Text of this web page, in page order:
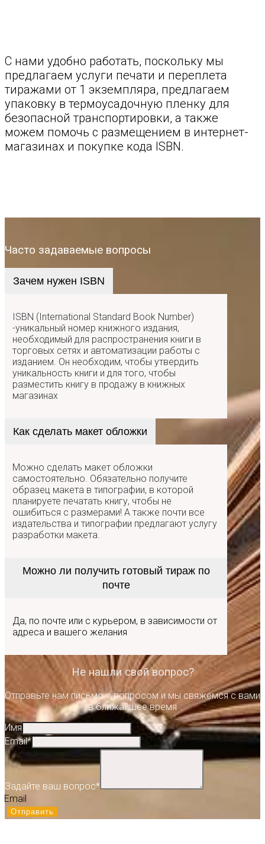
С нами удобно работать, поскольку мы
предлагаем услуги печати и переплета
тиражами от 1 экземпляра, предлагаем
упаковку в термоусадочную пленку для
безопасной транспортировки, а также
можем помочь с размещением в интернет-
магазинах и покупке кода ISBN.
Часто задаваемые вопросы
Зачем нужен ISBN
ISBN (International Standard Book Number)
-уникальный номер книжного издания,
необходимый для распространения книги в
торговых сетях и автоматизации работы с
изданием. Он необходим, чтобы утвердить
уникальность книги и для того, чтобы
разместить книгу в продажу в книжных
магазинах
Как сделать макет обложки
Можно сделать макет обложки
самостоятельно. Обязательно получите
образец макета в типографии, в которой
планируете печатать книгу, чтобы не
ошибиться с размерами! А также почти все
издательства и типографии предлагают услугу
разработки макета.
Можно ли получить готовый тираж по
почте
Да, по почте или с курьером, в зависимости от
адреса и вашего желания
Не нашли свой вопрос?
Отправьте нам письмо с вопросом и мы свяжемся с вами
в ближайшее время
Имя
Email*
Задайте ваш вопрос*
Email
Отправить